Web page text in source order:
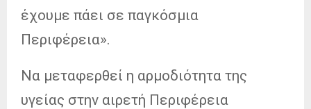
έχουμε πάει σε παγκόσμια
Περιφέρεια».
Να μεταφερθεί η αρμοδιότητα της
υγείας στην αιρετή Περιφέρεια